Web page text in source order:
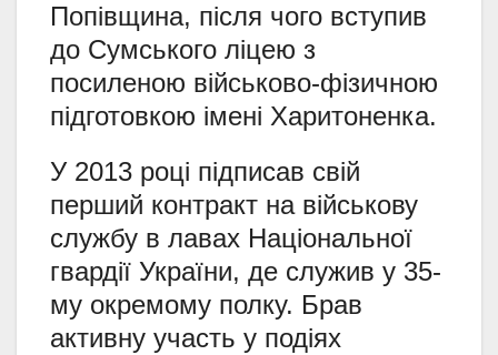
Попівщина, після чого вступив
до Сумського ліцею з
посиленою військово-фізичною
підготовкою імені Харитоненка.
У 2013 році підписав свій
перший контракт на військову
службу в лавах Національної
гвардії України, де служив у 35-
му окремому полку. Брав
активну участь у подіях